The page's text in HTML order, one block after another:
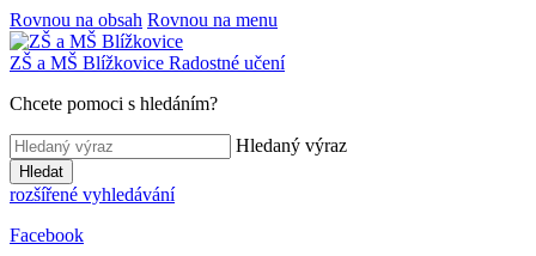
Rovnou na obsah Rovnou na menu
ZŠ a MŠ Blížkovice Radostné učení
Chcete pomoci s hledáním?
Hledaný výraz
Hledat
rozšířené vyhledávání
Facebook